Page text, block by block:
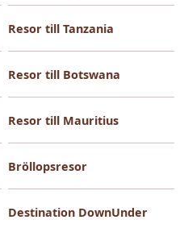
Resor till Tanzania
Resor till Botswana
Resor till Mauritius
Bröllopsresor
Destination DownUnder